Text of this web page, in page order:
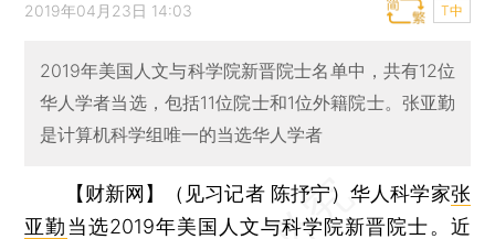
2019年04月23日 14:03 T中
2019年美国人文与科学院新晋院士名单中，共有12位
华人学者当选，包括11位院士和1位外籍院士。张亚勤
是计算机科学组唯一的当选华人学者
【财新网】（见习记者 陈抒宁）华人科学家张
亚勤当选2019年美国人文与科学院新晋院士。近